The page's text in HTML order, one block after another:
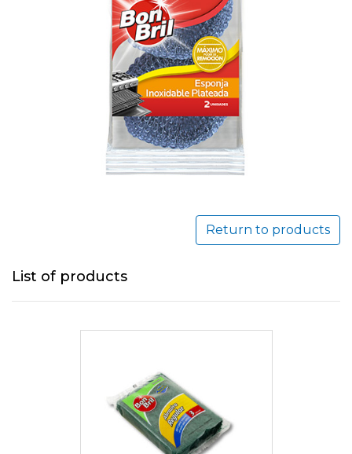
Return to products
List of products